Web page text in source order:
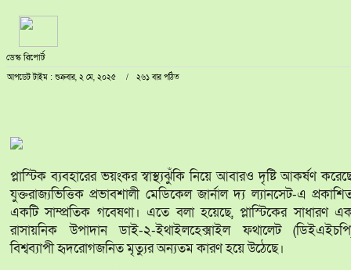
ডেস্ক রিপোর্ট
আপডেট টাইম : শুক্রবার, ২ মে, ২০২৫ ২৬১ বার পঠিত
প্লাস্টিক ব্যবহারের ভয়ংকর স্বাস্থ্যঝুঁকি নিয়ে আবারও দৃষ্টি আকর্ষণ
যুক্তরাজ্যভিত্তিক প্রভাবশালী মেডিকেল জার্নাল দ্য ল্যানসেট-এ
একটি সাম্প্রতিক গবেষণা। এতে বলা হয়েছে, প্লাস্টিকের সাধারণ
রাসায়নিক উপাদান ডাই-২-ইথাইলহেক্সাইল ফথালেট
বিশ্বব্যাপী হৃদরোগজনিত মৃত্যুর অন্যতম কারণ হয়ে উঠেছে।